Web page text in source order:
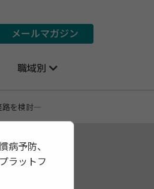
職域別
メールマガジン
路を検討―
病予防、
ラットフ